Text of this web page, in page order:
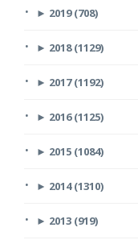
► 2019 (708)
► 2018 (1129)
► 2017 (1192)
► 2016 (1125)
► 2015 (1084)
► 2014 (1310)
► 2013 (919)